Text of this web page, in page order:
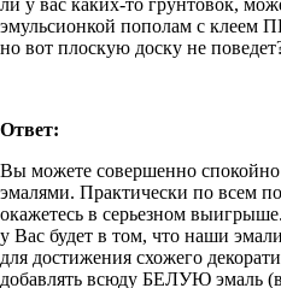
эмульсионкой пополам с клеем
но вот плоскую доску не
Ответ:
Вы можете совершенно
эмалями. Практически по всем
окажетесь в серьезном
у Вас будет в том, что наши
для достижения схожего
добавлять всюду БЕЛУЮ эмаль